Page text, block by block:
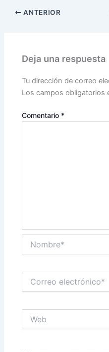
ANTERIOR
Deja una respuesta
Tu dirección de correo
Los campos obligatorios
Comentario *
electrónico*